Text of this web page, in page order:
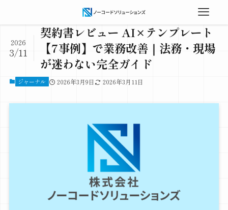
契約書レビュー AI×テンプレート
【7事例】で業務改善｜法務・現場
が迷わない完全ガイド
2026
3/11
ジャーナル 2026年3月9日 2026年3月11日